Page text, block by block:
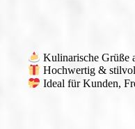
Kulinarische Grüße
Hochwertig &
Ideal für Kunden,